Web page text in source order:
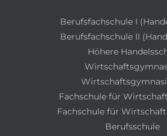
Berufsfachschule I
Berufsfachschule II
Höhere
Fachschule für
Fachschule für Wirtschaft
Berufsschule